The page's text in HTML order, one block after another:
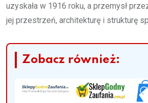
uzyskała w 1916 roku, a przemysł
jej przestrzeń, architekturę i strukturę
Zobacz również: